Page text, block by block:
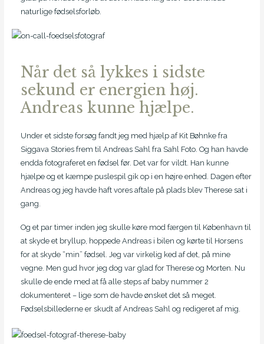
naturlige fødselsforløb.
Når det så lykkes i sidste
sekund er energien høj.
Andreas kunne hjælpe.
Under et sidste forsøg fandt jeg med hjælp af Kit Bøhnke fra
Siggava Stories frem til Andreas Sahl fra Sahl Foto. Og han havde
endda fotograferet en fødsel før. Det var for vildt. Han kunne
hjælpe og et kæmpe puslespil gik op i en højre enhed. Dagen efter
Andreas og jeg havde haft vores aftale på plads blev Therese sat i
gang.
Og et par timer inden jeg skulle køre mod færgen til København til
at skyde et bryllup, hoppede Andreas i bilen og kørte til Horsens
for at skyde “min” fødsel. Jeg var virkelig ked af det, på mine
vegne. Men gud hvor jeg dog var glad for Therese og Morten. Nu
skulle de ende med at få alle steps af baby nummer 2
dokumenteret – lige som de havde ønsket det så meget.
Fødselsbillederne er skudt af Andreas Sahl og redigeret af mig.